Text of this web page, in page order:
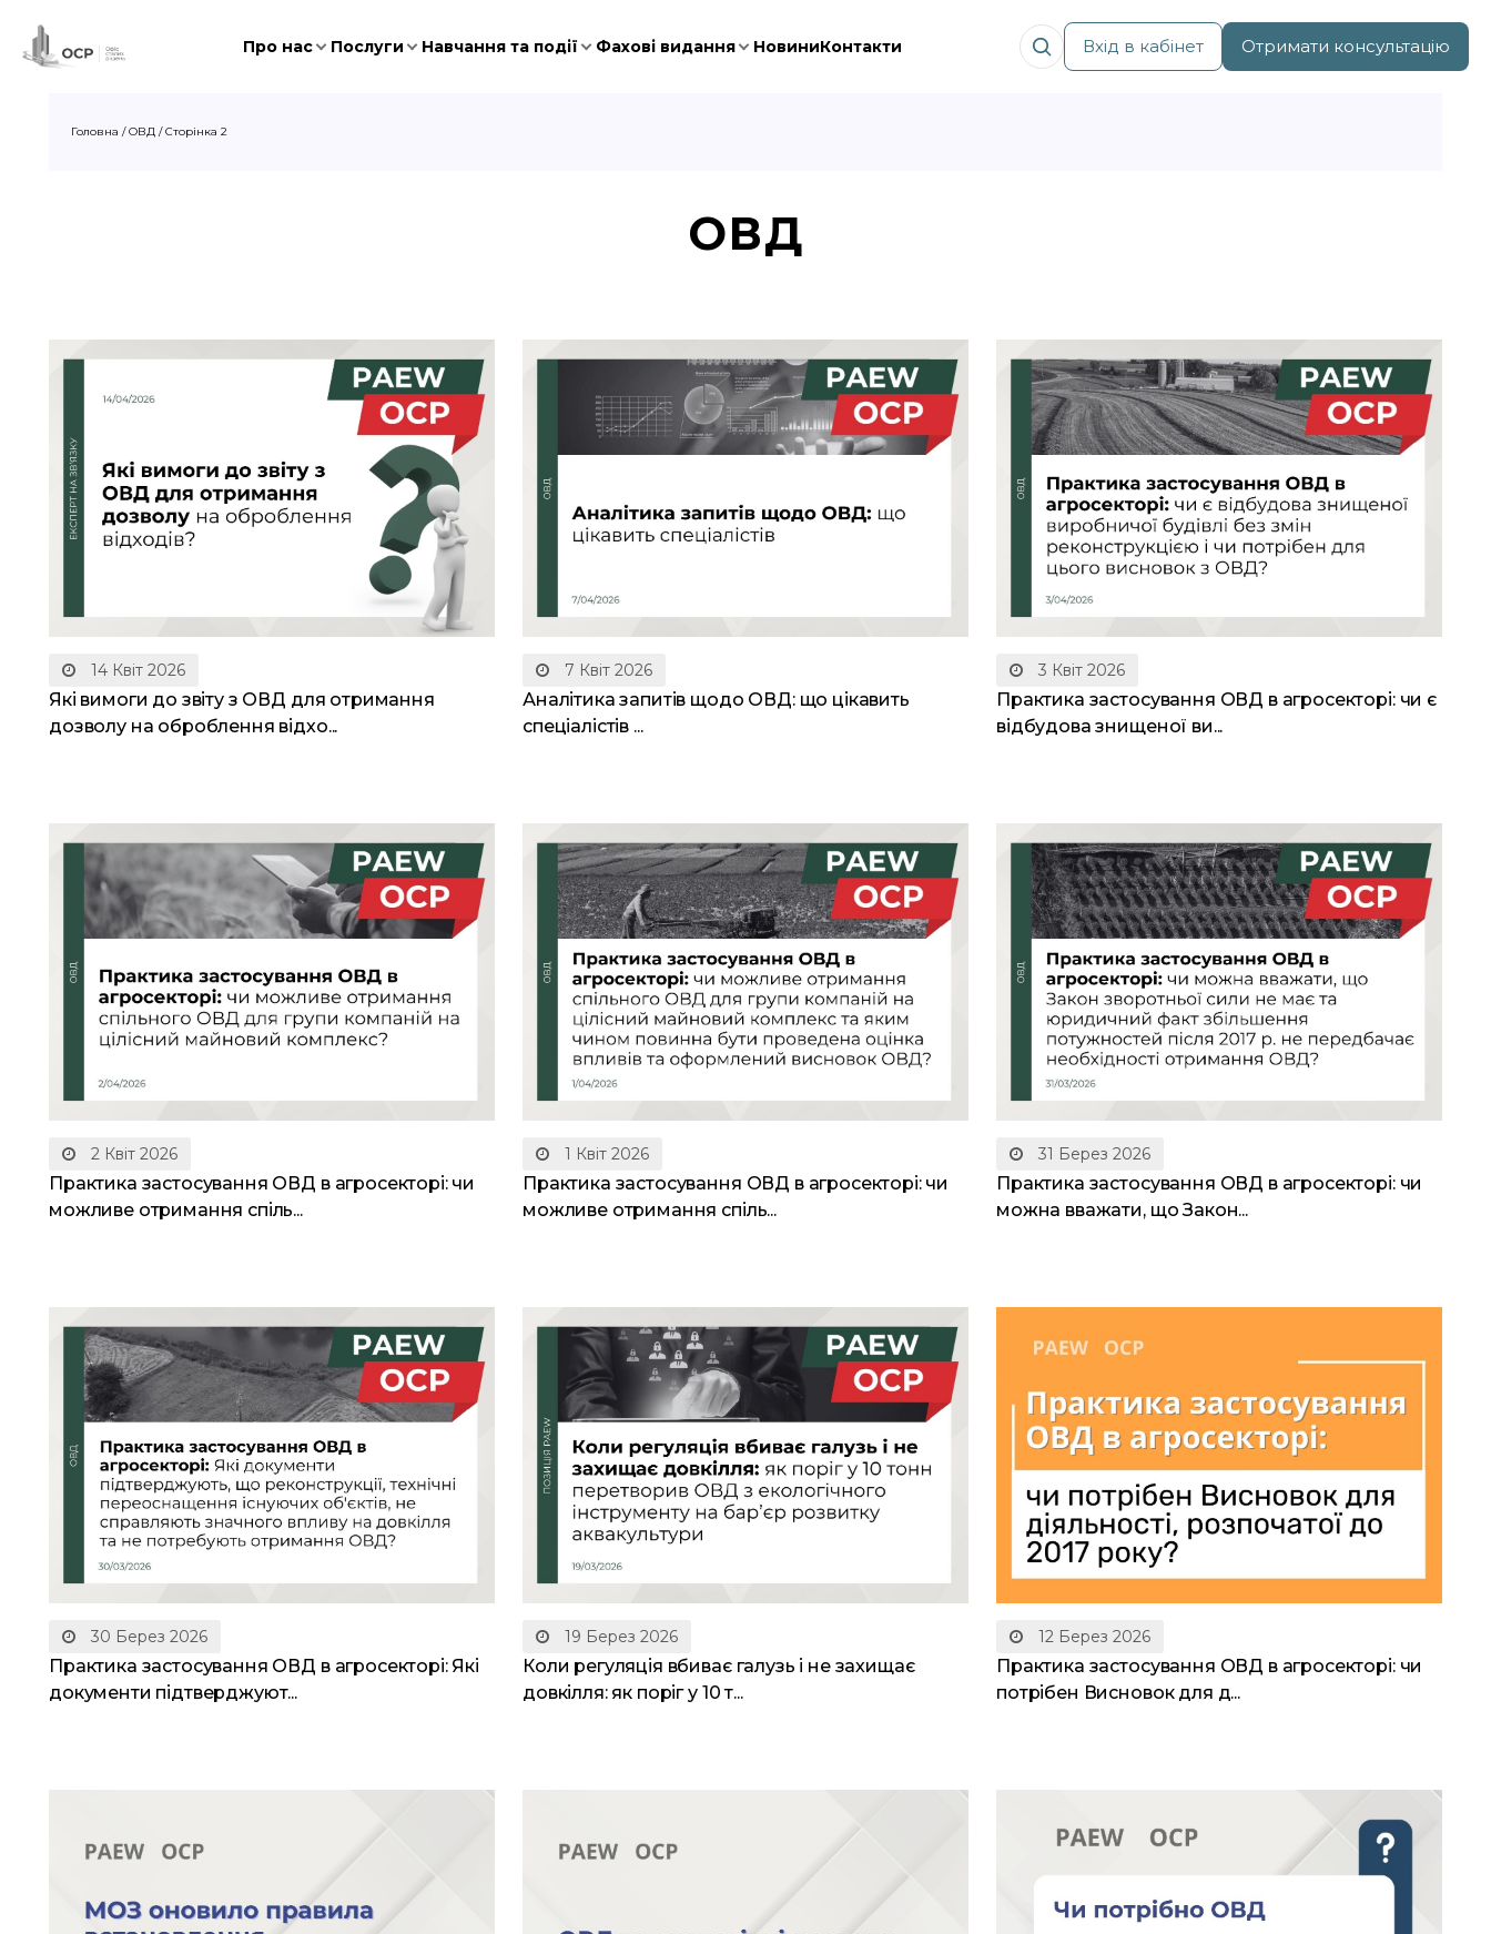
Про нас Послуги Навчання та події Фахові видання НовиниКонтакти Вхід в кабінет Отримати консультацію
Головна /ОВД /Сторінка 2
ОВД
14 Квіт 2026
Які вимоги до звіту з ОВД для отримання
дозволу на оброблення відхо...
7 Квіт 2026
Аналітика запитів щодо ОВД: що цікавить
спеціалістів ...
3 Квіт 2026
Практика застосування ОВД в агросекторі: чи є
відбудова знищеної ви...
2 Квіт 2026
Практика застосування ОВД в агросекторі: чи
можливе отримання спіль...
1 Квіт 2026
Практика застосування ОВД в агросекторі: чи
можливе отримання спіль...
31 Берез 2026
Практика застосування ОВД в агросекторі: чи
можна вважати, що Закон...
30 Берез 2026
Практика застосування ОВД в агросекторі: Які
документи підтверджуют...
19 Берез 2026
Коли регуляція вбиває галузь і не захищає
довкілля: як поріг у 10 т...
12 Берез 2026
Практика застосування ОВД в агросекторі: чи
потрібен Висновок для д...